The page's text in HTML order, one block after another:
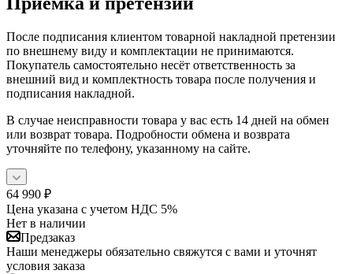
После подписания клиентом товарной накладной претензии
по внешнему виду и комплектации не принимаются.
Покупатель самостоятельно несёт ответственность за
внешний вид и комплектность товара после получения и
подписания накладной.
В случае неисправности товара у вас есть 14 дней на обмен
или возврат товара. Подробности обмена и возврата
уточняйте по телефону, указанному на сайте.
64 990 ₽
Цена указана с учетом НДС 5%
Нет в наличии
Предзаказ
Наши менеджеры обязательно свяжутся с вами и уточнят
условия заказа